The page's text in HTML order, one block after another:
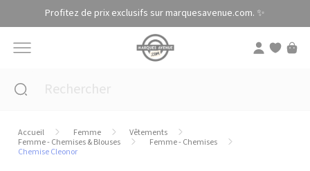
Profitez de prix exclusifs sur marquesavenue.com. ✨
Accueil Femme
Vêtements
Femme - Chemises & Blouses
Femme - Chemises
Chemise Cleonor
Panneau de gestion des cookies